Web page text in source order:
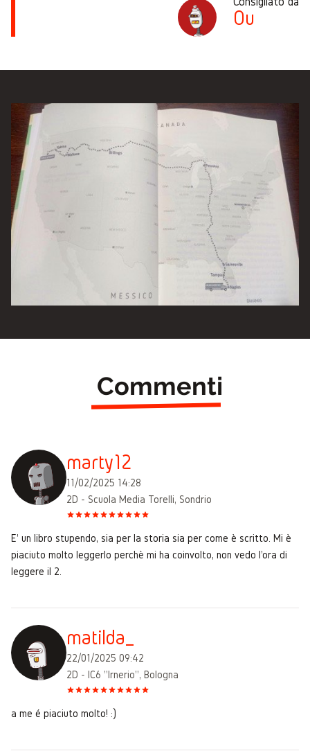
Ou
Commenti
marty12
11/02/2025 14:28
2D - Scuola Media Torelli, Sondrio
E' un libro stupendo, sia per la storia sia per come è scritto. Mi è
piaciuto molto leggerlo perchè mi ha coinvolto, non vedo l'ora di
leggere il 2.
matilda_
22/01/2025 09:42
2D - IC6 "Irnerio", Bologna
a me é piaciuto molto! :)